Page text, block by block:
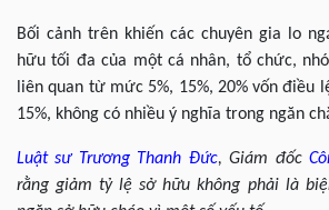
Bối cảnh trên khiến các chuyên gia lo
hữu tối đa của một cá nhân, tổ chức,
liên quan từ mức 5%, 15%, 20% vốn điều
15%, không có nhiều ý nghĩa trong ngăn
Luật sư Trương Thanh Đức, Giám đốc
rằng giảm tỷ lệ sở hữu không phải là